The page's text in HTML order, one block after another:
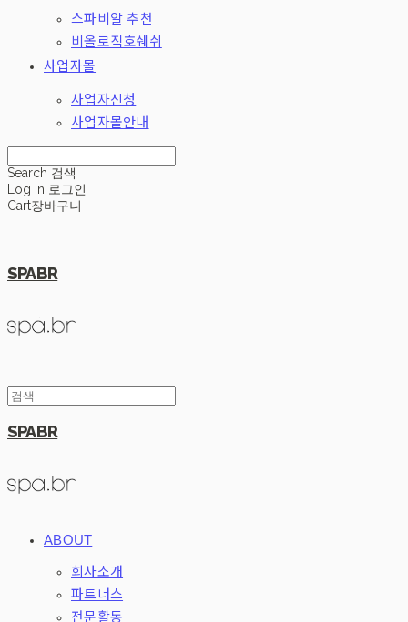
스파비알 추천
비올로직호쉐쉬
사업자몰
사업자신청
사업자몰안내
Search 검색
Log In 로그인
Cart장바구니
SPABR
SPABR
ABOUT
회사소개
파트너스
전문활동